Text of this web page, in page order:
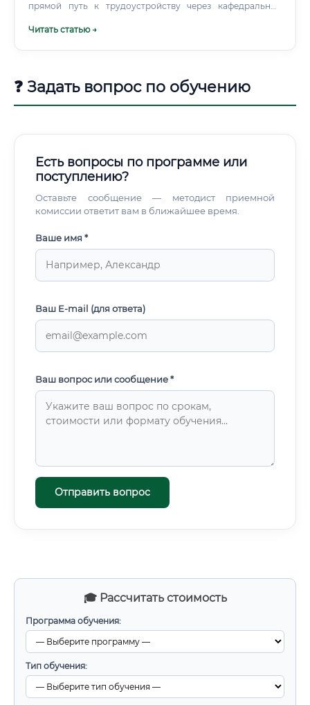
🎓 Рассчитать стоимость
Программа обучения:
Тип обучения:
прямой путь к трудоустройству через кафедральные
Тюменский индустриальный, Уфимский нефтяной — все
Читать статью →
❓ Задать вопрос по обучению
Есть вопросы по программе или
поступлению?
Оставьте сообщение — методист приемной
комиссии ответит вам в ближайшее время.
Ваше имя *
Ваш E-mail (для ответа)
Ваш вопрос или сообщение *
Отправить вопрос